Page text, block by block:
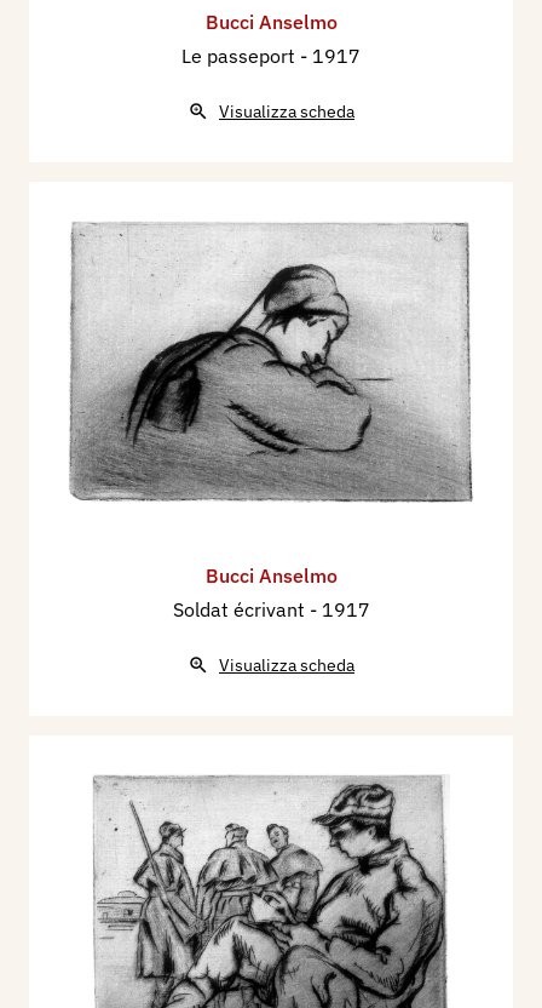
Bucci Anselmo
Le passeport - 1917
Visualizza scheda
Bucci Anselmo
Soldat écrivant - 1917
Visualizza scheda